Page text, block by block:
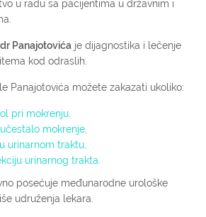
u radu sa pacijentima u državnim i
dr Panajotovića je dijagnostika i lečenje
kod odraslih.
Panajotovića možete zakazati ukoliko:
pri mokrenju,
mokrenje,
urinarnom traktu,
urinarnog trakta.
posećuje međunarodne urološke
udruženja lekara.